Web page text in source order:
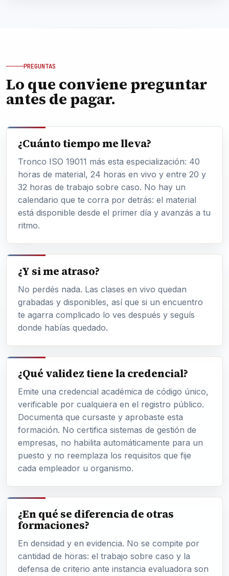
PREGUNTAS
Lo que conviene preguntar
antes de pagar.
¿Cuánto tiempo me lleva?
Tronco ISO 19011 más esta especialización: 40
horas de material, 24 horas en vivo y entre 20 y
32 horas de trabajo sobre caso. No hay un
calendario que te corra por detrás: el material
está disponible desde el primer día y avanzás a tu
ritmo.
¿Y si me atraso?
No perdés nada. Las clases en vivo quedan
grabadas y disponibles, así que si un encuentro
te agarra complicado lo ves después y seguís
donde habías quedado.
¿Qué validez tiene la credencial?
Emite una credencial académica de código único,
verificable por cualquiera en el registro público.
Documenta que cursaste y aprobaste esta
formación. No certifica sistemas de gestión de
empresas, no habilita automáticamente para un
puesto y no reemplaza los requisitos que fije
cada empleador u organismo.
¿En qué se diferencia de otras
formaciones?
En densidad y en evidencia. No se compite por
cantidad de horas: el trabajo sobre caso y la
defensa de criterio ante instancia evaluadora son